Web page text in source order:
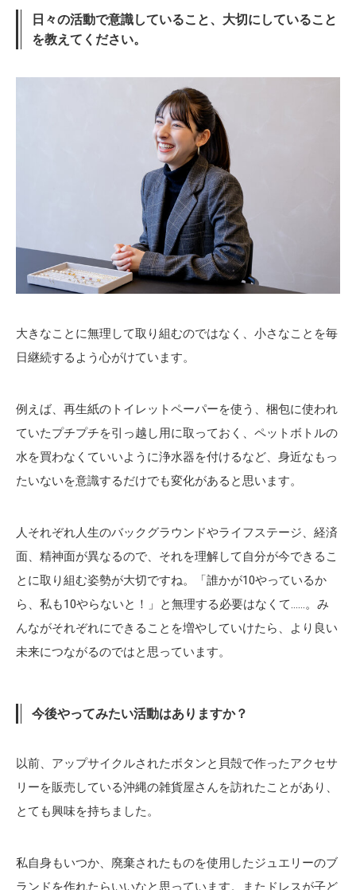
日々の活動で意識していること、大切にしていること
を教えてください。
大きなことに無理して取り組むのではなく、小さなことを毎
日継続するよう心がけています。
例えば、再生紙のトイレットペーパーを使う、梱包に使われ
ていたプチプチを引っ越し用に取っておく、ペットボトルの
水を買わなくていいように浄水器を付けるなど、身近なもっ
たいないを意識するだけでも変化があると思います。
人それぞれ人生のバックグラウンドやライフステージ、経済
面、精神面が異なるので、それを理解して自分が今できるこ
とに取り組む姿勢が大切ですね。「誰かが10やっているか
ら、私も10やらないと！」と無理する必要はなくて……。み
んながそれぞれにできることを増やしていけたら、より良い
未来につながるのではと思っています。
今後やってみたい活動はありますか？
以前、アップサイクルされたボタンと貝殻で作ったアクセサ
リーを販売している沖縄の雑貨屋さんを訪れたことがあり、
とても興味を持ちました。
私自身もいつか、廃棄されたものを使用したジュエリーのブ
ランドを作れたらいいなと思っています。またドレスが子ど